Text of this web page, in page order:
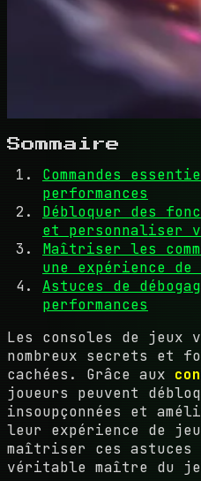
Sommaire
Commandes
performances
Débloquer des
et personnaliser
Maîtriser les
une expérience
Astuces de
performances
Les consoles de jeux
nombreux secrets et
cachées. Grâce aux
joueurs peuvent
insoupçonnées et
leur expérience de jeu.
maîtriser ces astuces
véritable maître du